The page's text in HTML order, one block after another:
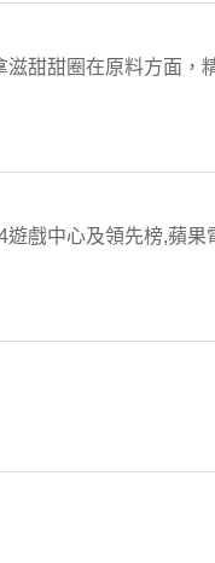
甜甜圈在原料方面
戲中心及領先榜,蘋